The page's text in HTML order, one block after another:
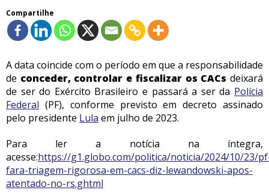
Compartilhe
A data coincide com o período em que a responsabilidade
de conceder, controlar e fiscalizar os CACsdeixará
de ser do Exército Brasileiro e passará a ser da Polícia
Federal (PF), conforme previsto em decreto assinado
pelo presidente Lula em julho de 2023.
Para ler a notícia na íntegra,
acesse:https://g1.globo.com/politica/noticia/2024/10/23/
fara-triagem-rigorosa-em-cacs-diz-lewandowski-apos-
atentado-no-rs.ghtml